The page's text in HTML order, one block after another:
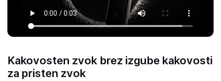
Kakovosten zvok brez izgube kakovosti
za pristen zvok